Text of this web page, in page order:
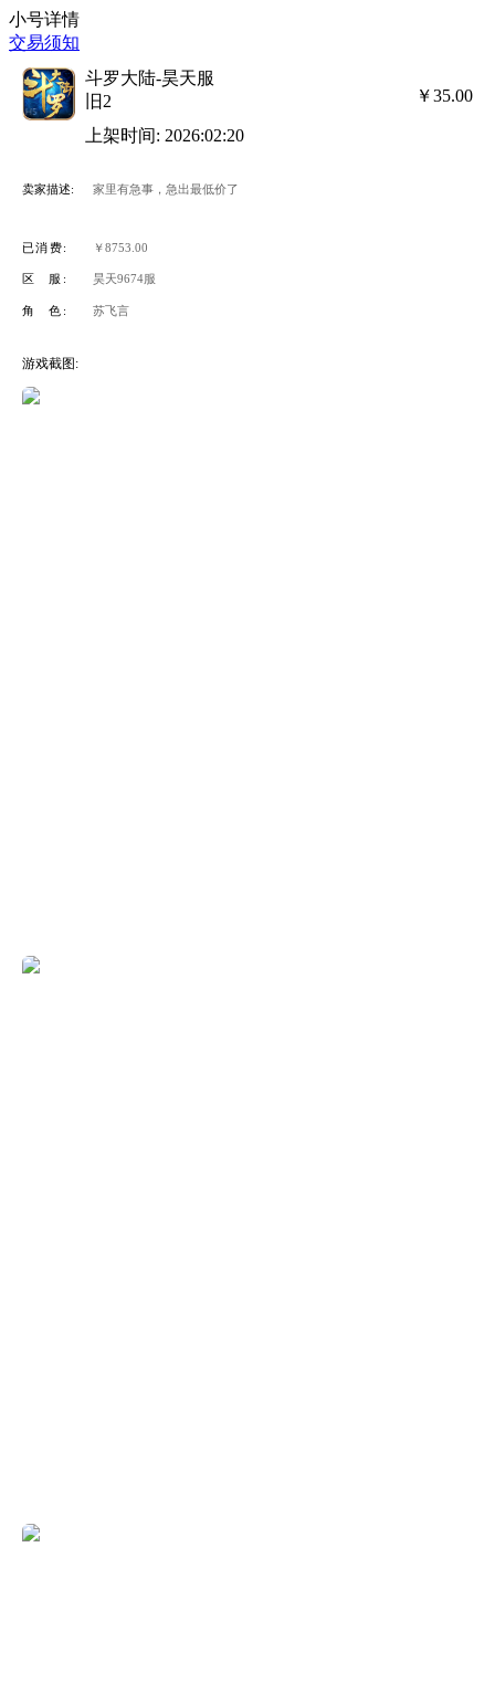
小号详情
交易须知
斗罗大陆-昊天服
旧2
上架时间: 2026:02:20
￥35.00
卖家描述: 家里有急事，急出最低价了
已消费: ￥8753.00
区 服: 昊天9674服
角 色: 苏飞言
游戏截图: